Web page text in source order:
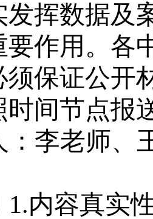
发挥数据及
要作用。各
须保证公开
时间节点报
：李老师、
1.内容真实